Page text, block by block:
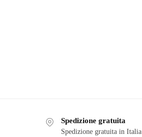
Spedizione gratuita
Spedizione gratuita in Italia